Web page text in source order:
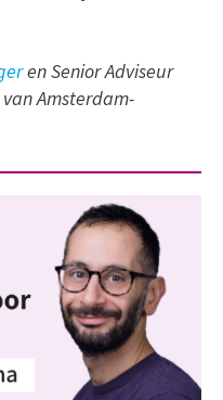
en Senior Adviseur
Amsterdam-